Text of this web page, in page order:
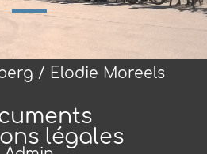
/ Elodie Moreels
légales